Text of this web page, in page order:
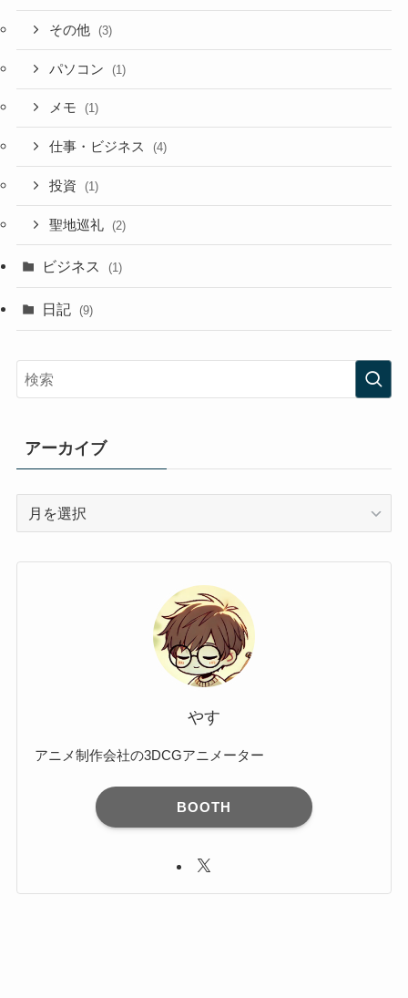
その他 (3)
パソコン (1)
メモ (1)
仕事・ビジネス (4)
投資 (1)
聖地巡礼 (2)
ビジネス (1)
日記 (9)
アーカイブ
やす
アニメ制作会社の3DCGアニメーター
BOOTH